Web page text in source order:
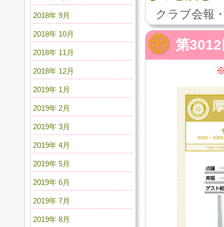
クラブ会報
第
2018年 9月
2018年 10月
2018年 11月
2018年 12月
2019年 1月
2019年 2月
2019年 3月
2019年 4月
2019年 5月
2019年 6月
2019年 7月
2019年 8月